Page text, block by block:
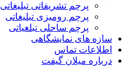
پرچم تشریفاتی تبلیغاتی
پرچم رومیزی تبلیغاتی
پرچم ساحلی تبلغیاتی
سازه های نمایشگاهی
اطلاعات تماس
درباره میلان گیفت